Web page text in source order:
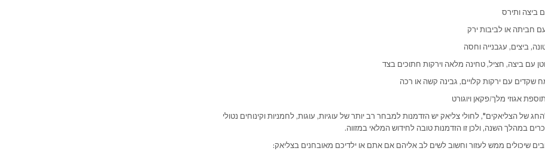
ביצה ותירס
חביתה או לביבות ירק
ביצים, עגבנייה וחסה
עם ביצה, חציל, טחינה מלאה וירקות חתוכים בצד
שקדים עם ירקות קלויים, גבינה קשה או רכה
אגוזי מלך/פקאן ויוגורט
של הצליאקים", לחולי צליאק יש הזדמנות למבחר רב יותר של עוגיות, עוגות, לחמניות וקינוחים נטולי
במהלך השנה, ולכן זו הזדמנות טובה לחידוש המלאי במזווה.
שיכולים ממש לעזור וחשוב לשים לב אליהם אם אתם או ילדיכם מאובחנים בצליאק: